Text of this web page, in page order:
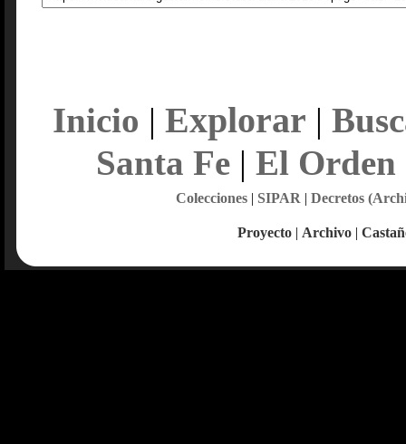
Inicio | Explorar |
Santa Fe| El Orden
Colecciones| SIPAR | Decretos
Proyecto | Archivo |